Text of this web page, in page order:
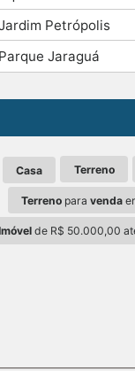
Petrópolis
Parque Jaraguá
Casa Terreno
Terreno paravenda
de R$ 50.000,00